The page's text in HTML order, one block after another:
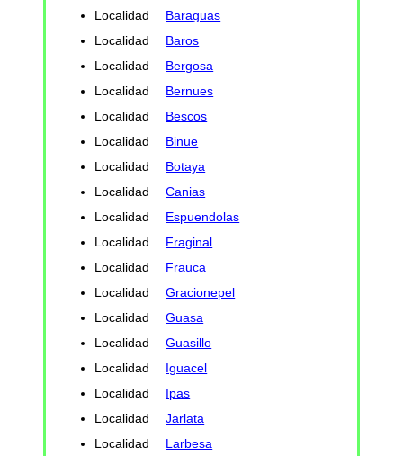
Localidad
Baraguas
Localidad
Baros
Localidad
Bergosa
Localidad
Bernues
Localidad
Bescos
Localidad
Binue
Localidad
Botaya
Localidad
Canias
Localidad
Espuendolas
Localidad
Fraginal
Localidad
Frauca
Localidad
Gracionepel
Localidad
Guasa
Localidad
Guasillo
Localidad
Iguacel
Localidad
Ipas
Localidad
Jarlata
Localidad
Larbesa